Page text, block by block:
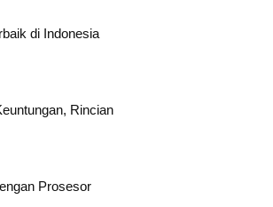
di Indonesia
Rincian
Prosesor